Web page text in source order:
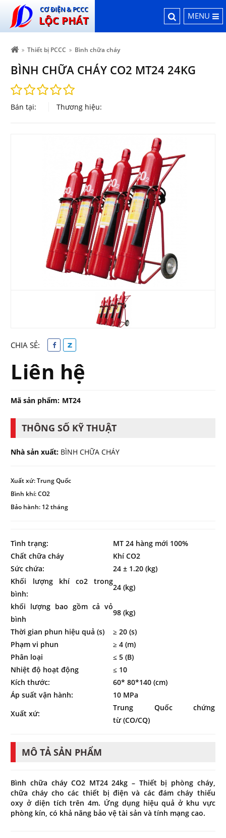
CƠ ĐIỆN & PCCC
LỘC PHÁT MENU
Thiết bị PCCC Bình chữa cháy
BÌNH CHỮA CHÁY CO2 MT24 24KG
Bán tại: Thương hiệu:
CHIA SẺ:
Liên hệ
Mã sản phẩm: MT24
THÔNG SỐ KỸ THUẬT
Nhà sản xuất: BÌNH CHỮA CHÁY
Xuất xứ: Trung Quốc
Bình khí: CO2
Bảo hành: 12 tháng
Tình trạng:
MT 24 hàng mới 100%
Chất chữa cháy
Khí CO2
Sức chứa:
24 ± 1.20 (kg)
Khối lượng khí co2 trong
bình:
24 (kg)
khối lượng bao gồm cả vỏ
bình
98 (kg)
Thời gian phun hiệu quả (s)
≥ 20 (s)
Phạm vi phun
≥ 4 (m)
Phân loại
≤ 5 (B)
Nhiệt độ hoạt động
≤ 10
Kích thước:
60* 80*140 (cm)
Áp suất vận hành:
10 MPa
Xuất xứ:
Trung Quốc chứng
từ (CO/CQ)
MÔ TẢ SẢN PHẨM
Bình chữa cháy CO2 MT24 24kg – Thiết bị phòng cháy,
chữa cháy cho các thiết bị điện và các đám cháy thiếu
oxy ở diện tích trên 4m. Ứng dụng hiệu quả ở khu vực
phòng kín, có khả năng bảo vệ tài sản và tính mạng cao.